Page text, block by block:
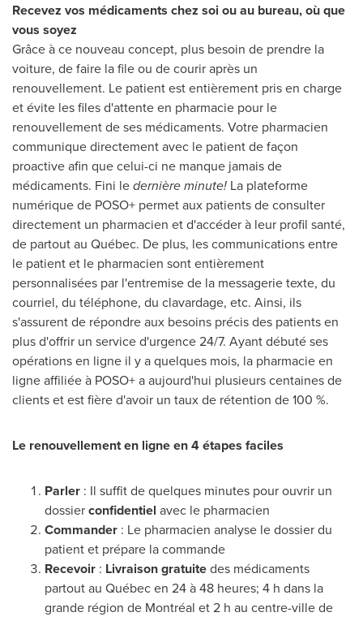
Recevez vos médicaments chez soi ou au bureau, où que
vous soyez
Grâce à ce nouveau concept, plus besoin de prendre la
voiture, de faire la file ou de courir après un
renouvellement. Le patient est entièrement pris en charge
et évite les files d'attente en pharmacie pour le
renouvellement de ses médicaments. Votre pharmacien
communique directement avec le patient de façon
proactive afin que celui-ci ne manque jamais de
médicaments. Fini ledernière minute! La plateforme
numérique de POSO+ permet aux patients de consulter
directement un pharmacien et d'accéder à leur profil santé,
de partout au Québec. De plus, les communications entre
le patient et le pharmacien sont entièrement
personnalisées par l'entremise de la messagerie texte, du
courriel, du téléphone, du clavardage, etc. Ainsi, ils
s'assurent de répondre aux besoins précis des patients en
plus d'offrir un service d'urgence 24/7. Ayant débuté ses
opérations en ligne il y a quelques mois, la pharmacie en
ligne affiliée à POSO+ a aujourd'hui plusieurs centaines de
clients et est fière d'avoir un taux de rétention de 100 %.
Le renouvellement en ligne en 4 étapes faciles
Parler : Il suffit de quelques minutes pour ouvrir un
dossierconfidentiel avec le pharmacien
Commander : Le pharmacien analyse le dossier du
patient et prépare la commande
Recevoir : Livraison gratuitedes médicaments
partout au Québec en 24 à 48 heures; 4 h dans la
grande région de Montréal et 2 h au centre-ville de